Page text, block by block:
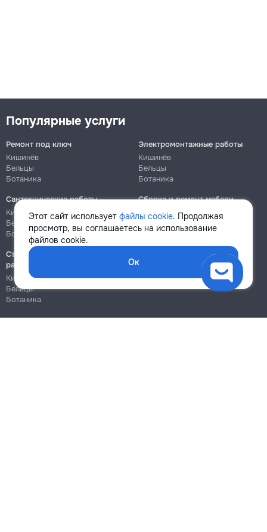
Этот сайт использует файлы cookie. Продолжая
просмотр, вы соглашаетесь на использование
файлов cookie.
Ок
Популярные услуги
Ремонт под ключ
Кишинёв
Бельцы
Ботаника
Электромонтажные работы
Кишинёв
Бельцы
Ботаника
Сантехнические работы
Кишинёв
Бельцы
Ботаника
Сборка и ремонт мебели
Кишинёв
Ботаника
Строительно-монтажные
работы
Кишинёв
Бельцы
Ботаника